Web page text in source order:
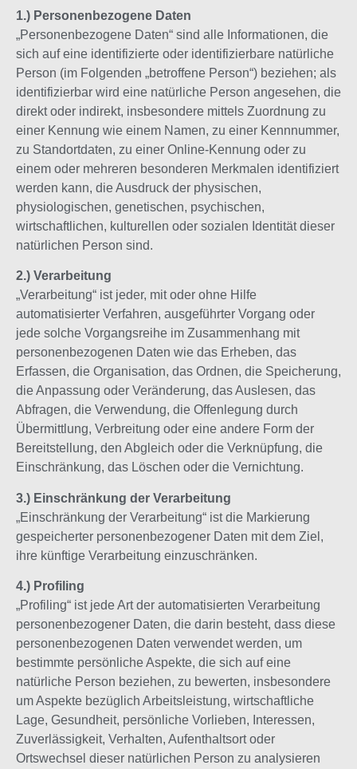
1.) Personenbezogene Daten
„Personenbezogene Daten“ sind alle Informationen, die
sich auf eine identifizierte oder identifizierbare natürliche
Person (im Folgenden „betroffene Person“) beziehen; als
identifizierbar wird eine natürliche Person angesehen, die
direkt oder indirekt, insbesondere mittels Zuordnung zu
einer Kennung wie einem Namen, zu einer Kennnummer,
zu Standortdaten, zu einer Online-Kennung oder zu
einem oder mehreren besonderen Merkmalen identifiziert
werden kann, die Ausdruck der physischen,
physiologischen, genetischen, psychischen,
wirtschaftlichen, kulturellen oder sozialen Identität dieser
natürlichen Person sind.
2.) Verarbeitung
„Verarbeitung“ ist jeder, mit oder ohne Hilfe
automatisierter Verfahren, ausgeführter Vorgang oder
jede solche Vorgangsreihe im Zusammenhang mit
personenbezogenen Daten wie das Erheben, das
Erfassen, die Organisation, das Ordnen, die Speicherung,
die Anpassung oder Veränderung, das Auslesen, das
Abfragen, die Verwendung, die Offenlegung durch
Übermittlung, Verbreitung oder eine andere Form der
Bereitstellung, den Abgleich oder die Verknüpfung, die
Einschränkung, das Löschen oder die Vernichtung.
3.) Einschränkung der Verarbeitung
„Einschränkung der Verarbeitung“ ist die Markierung
gespeicherter personenbezogener Daten mit dem Ziel,
ihre künftige Verarbeitung einzuschränken.
4.) Profiling
„Profiling“ ist jede Art der automatisierten Verarbeitung
personenbezogener Daten, die darin besteht, dass diese
personenbezogenen Daten verwendet werden, um
bestimmte persönliche Aspekte, die sich auf eine
natürliche Person beziehen, zu bewerten, insbesondere
um Aspekte bezüglich Arbeitsleistung, wirtschaftliche
Lage, Gesundheit, persönliche Vorlieben, Interessen,
Zuverlässigkeit, Verhalten, Aufenthaltsort oder
Ortswechsel dieser natürlichen Person zu analysieren